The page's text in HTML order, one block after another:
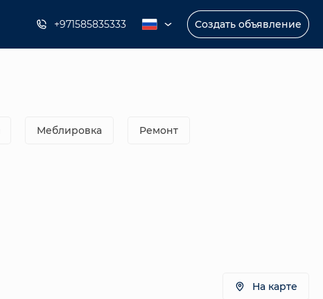
+971585835333 Создать объявление
Меблировка Ремонт
На карте